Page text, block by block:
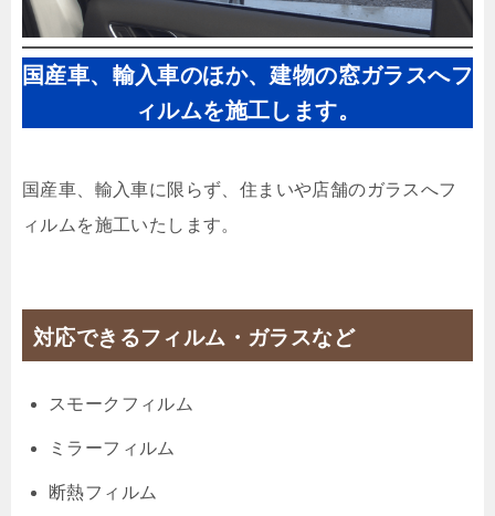
国産車、輸入車のほか、建物の窓ガラスへフ
ィルムを施工します。
国産車、輸入車に限らず、住まいや店舗のガラスへフ
ィルムを施工いたします。
対応できるフィルム・ガラスなど
スモークフィルム
ミラーフィルム
断熱フィルム